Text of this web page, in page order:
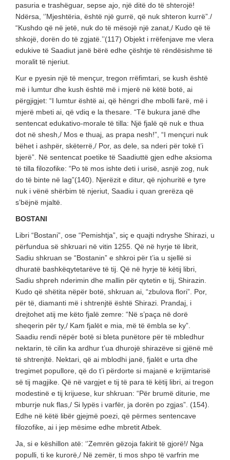
pasuria e trashëguar, sepse ajo, një ditë do të shterojë!
Ndërsa, ‘’Mjeshtëria, është një gurrë, që nuk shteron kurrë”./
“Kushdo që në jetë, nuk do të mësojë një zanat,/ Kudo që të
shkojë, dorën do të zgjatë.’’(117) Objekt i rrëfenjave me vlera
edukive të Saadiut janë bërë edhe çështje të rëndësishme të
moralit të njeriut.
Kur e pyesin një të mençur, tregon rrëfimtari, se kush është
më i lumtur dhe kush është më i mjerë në këtë botë, ai
përgjigjet: “I lumtur është ai, që hëngri dhe mbolli farë, më i
mjerë mbeti ai, që vdiq e la thesare. “Të bukura janë dhe
sentencat edukativo-morale të tilla: Një fjalë që nuk e thua
dot në shesh,/ Mos e thuaj, as prapa nesh!”, “I mençuri nuk
bëhet i ashpër, skëterrë,/ Por, as dele, sa nderi për tokë t’i
bjerë”. Në sentencat poetike të Saadiuttë gjen edhe aksioma
të tilla filozofike: “Po të mos ishte deti i urisë, asnjë zog, nuk
do të binte në lag”(140). Njerëzit e ditur, që njohuritë e tyre
nuk i vënë shërbim të njeriut, Saadiu i quan grerëza që
s’bëjnë mjaltë.
BOSTANI
Libri “Bostani”, ose “Pemishtja”, siç e quajti ndryshe Shirazi, u
përfundua së shkruari në vitin 1255. Që në hyrje të librit,
Sadiu shkruan se “Bostanin” e shkroi për t’ia u sjellë si
dhuratë bashkëqytetarëve të tij. Që në hyrje të këtij libri,
Sadiu shpreh nderimin dhe mallin për qytetin e tij, Shirazin.
Kudo që shëtita nëpër botë, shkruan ai, “zbulova flori”. Por,
për të, diamanti më i shtrenjtë është Shirazi. Prandaj, i
drejtohet atij me këto fjalë zemre: “Në s’paça në dorë
sheqerin për ty,/ Kam fjalët e mia, më të ëmbla se ky”.
Saadiu rendi nëpër botë si bleta punëtore për të mbledhur
nektarin, të cilin ka ardhur t’ua dhurojë shirazëve si gjënë më
të shtrenjtë. Nektari, që ai mblodhi janë, fjalët e urta dhe
tregimet popullore, që do t’i përdorte si majanë e krijimtarisë
së tij magjike. Që në vargjet e tij të para të këtij libri, ai tregon
modestinë e tij krijuese, kur shkruan: “Për brumë diturie, me
mburrje nuk flas,/ Si lypës i varfër, ja dorën po zgjas”. (154).
Edhe në këtë libër gjejmë poezi, që përmes sentencave
filozofike, ai i jep mësime edhe mbretit Atbek.
Ja, si e këshillon atë: ‘’Zemrën gëzoja fakirit të gjorë!/ Nga
populli, ti ke kurorë,/ Në zemër, ti mos shpo të varfrin me